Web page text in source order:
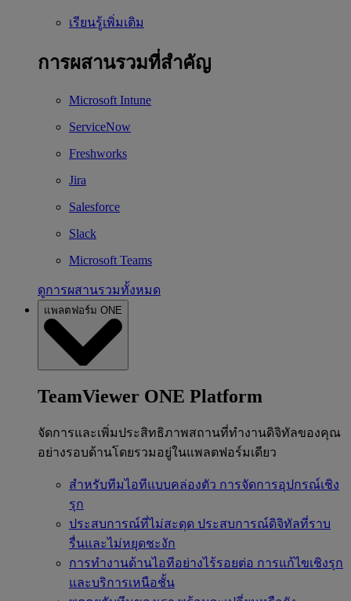
เรียนรู้เพิ่มเติม
การผสานรวมที่สำคัญ
Microsoft Intune
ServiceNow
Freshworks
Jira
Salesforce
Slack
Microsoft Teams
ดูการผสานรวมทั้งหมด
แพลตฟอร์ม ONE
TeamViewer ONE Platform
จัดการและเพิ่มประสิทธิภาพสถานที่ทำงานดิจิทัลของคุณ
อย่างรอบด้านโดยรวมอยู่ในแพลตฟอร์มเดียว
สำหรับทีมไอทีแบบคล่องตัว การจัดการอุปกรณ์เชิง
รุก
ประสบการณ์ที่ไม่สะดุด ประสบการณ์ดิจิทัลที่ราบ
รื่นและไม่หยุดชะงัก
การทำงานด้านไอทีอย่างไร้รอยต่อ การแก้ไขเชิงรุก
และบริการเหนือชั้น